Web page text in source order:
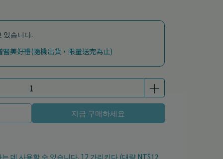
있습니다.
美好禮(隨機出貨，限量送完為止)
지금 구매하세요
데 사용할 수 있습니다. 12 가리키다 (대략 NT$12